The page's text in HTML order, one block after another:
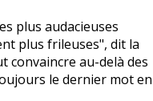
plus audacieuses
plus frileuses", dit la
convaincre au-delà des
le dernier mot en